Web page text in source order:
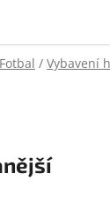
Fotbal / Vybavení